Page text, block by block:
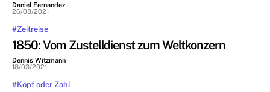
Daniel Fernandez -
26/03/2021
#Zeitreise
1850: Vom Zustelldienst zum Weltkonzern
Dennis Witzmann -
18/03/2021
#Kopf oder Zahl